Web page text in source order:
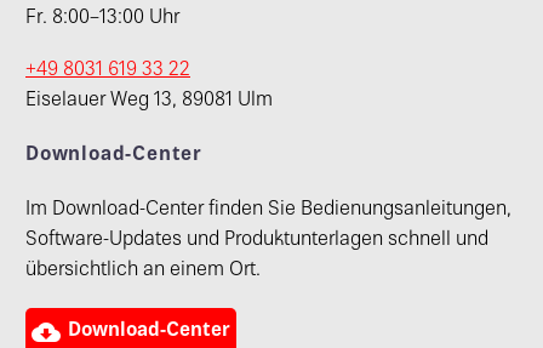
Fr. 8:00–13:00 Uhr
+49 8031 619 33 22
Eiselauer Weg 13, 89081 Ulm
Download-Center
Im Download-Center finden Sie Bedienungsanleitungen,
Software-Updates und Produktunterlagen schnell und
übersichtlich an einem Ort.
 Download-Center